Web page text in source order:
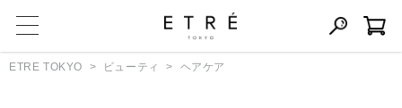
ETRE TOKYO ビューティ ヘアケア